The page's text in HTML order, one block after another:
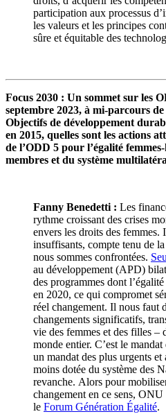
participation aux processus
les valeurs et les principes
sûre et équitable des
Focus 2030 : Un sommet sur les
septembre 2023, à mi-parcours
Objectifs de développement
en 2015, quelles sont les actions
de l’ODD 5 pour l’égalité
membres et du système
Fanny Benedetti : Les
rythme croissant des crises
envers les droits des femmes.
insuffisants, compte tenu de
nous sommes confrontées.
au développement (APD)
des programmes dont
en 2020, ce qui compromet
réel changement. Il nous faut
changements significatifs,
vie des femmes et des filles –
monde entier. C’est le
un mandat des plus urgents
moins dotée du système des
revanche. Alors pour
changement en ce sens,
le Forum Génération Égalité.